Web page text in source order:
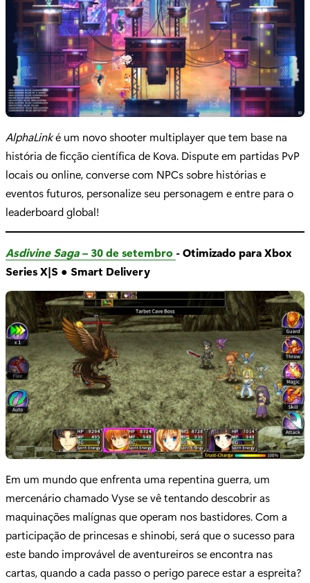
AlphaLinké um novo shooter multiplayer que tem base na
história de ficção científica de Kova. Dispute em partidas PvP
locais ou online, converse com NPCs sobre histórias e
eventos futuros, personalize seu personagem e entre para o
leaderboard global!
Asdivine Saga– 30 de setembro - Otimizado para Xbox
Series X|S ● Smart Delivery
Em um mundo que enfrenta uma repentina guerra, um
mercenário chamado Vyse se vê tentando descobrir as
maquinações malígnas que operam nos bastidores. Com a
participação de princesas e shinobi, será que o sucesso para
este bando improvável de aventureiros se encontra nas
cartas, quando a cada passo o perigo parece estar a espreita?